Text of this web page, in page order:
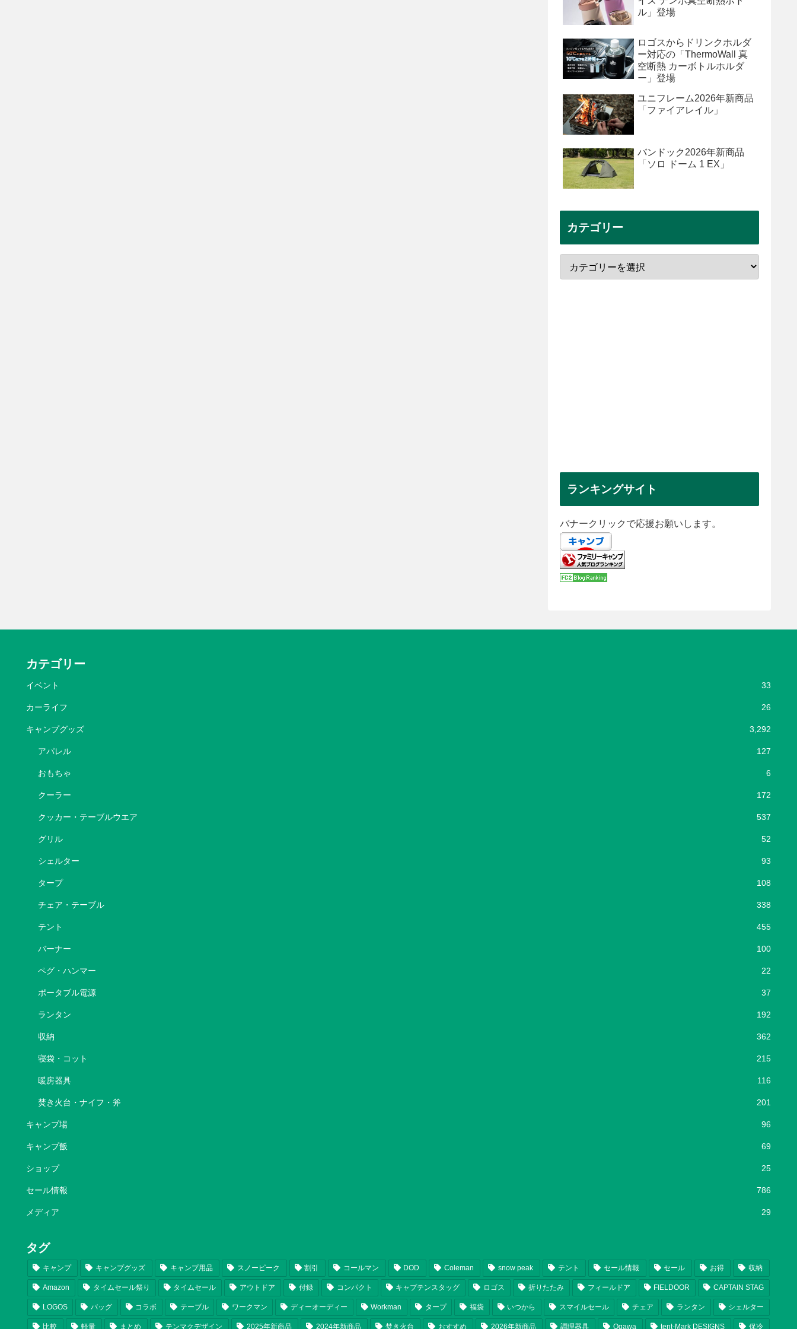
ル」登場
ロゴスからドリンクホルダ
ー対応の「ThermoWall 真
空断熱 カーボトルホルダ
ー」登場
ユニフレーム2026年新商品
「ファイアレイル」
バンドック2026年新商品
「ソロ ドーム 1 EX」
カテゴリー
ランキングサイト
バナークリックで応援お願いします。
カテゴリー
イベント 33
カーライフ 26
キャンプグッズ 3,292
アパレル 127
おもちゃ 6
クーラー 172
クッカー・テーブルウエア 537
グリル 52
シェルター 93
タープ 108
チェア・テーブル 338
テント 455
バーナー 100
ペグ・ハンマー 22
ポータブル電源 37
ランタン 192
収納 362
寝袋・コット 215
暖房器具 116
焚き火台・ナイフ・斧 201
キャンプ場 96
キャンプ飯 69
ショップ 25
セール情報 786
メディア 29
タグ
キャンプ キャンプグッズ キャンプ用品 スノーピーク 割引 コールマン DOD Coleman snow peak テント セール情報 セール お得 収納
Amazon タイムセール祭り タイムセール アウトドア 付録 コンパクト キャプテンスタッグ ロゴス 折りたたみ フィールドア FIELDOOR CAPTAIN STAG
LOGOS バッグ コラボ テーブル ワークマン ディーオーディー Workman タープ 福袋 いつから スマイルセール チェア ランタン シェルター
比較 軽量 まとめ テンマクデザイン 2025年新商品 2024年新商品 焚き火台 おすすめ 2026年新商品 調理器具 Ogawa tent-Mark DESIGNS 保冷